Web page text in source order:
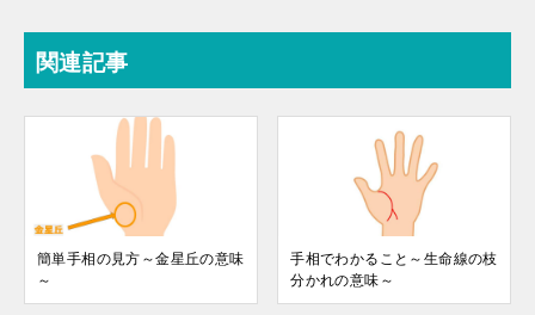
関連記事
簡単手相の見方～金星丘の意味
～
手相でわかること～生命線の枝
分かれの意味～